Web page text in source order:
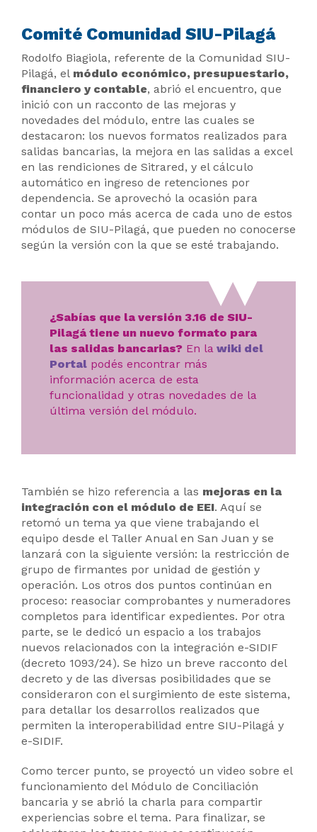
Comité Comunidad SIU-Pilagá
Rodolfo Biagiola, referente de la Comunidad SIU-
Pilagá, el módulo económico, presupuestario,
financiero y contable, abrió el encuentro, que
inició con un racconto de las mejoras y
novedades del módulo, entre las cuales se
destacaron: los nuevos formatos realizados para
salidas bancarias, la mejora en las salidas a excel
en las rendiciones de Sitrared, y el cálculo
automático en ingreso de retenciones por
dependencia. Se aprovechó la ocasión para
contar un poco más acerca de cada uno de estos
módulos de SIU-Pilagá, que pueden no conocerse
según la versión con la que se esté trabajando.
¿Sabías que la versión 3.16 de SIU-
Pilagá tiene un nuevo formato para
las salidas bancarias? En la wiki del
Portal podés encontrar más
información acerca de esta
funcionalidad y otras novedades de la
última versión del módulo.
También se hizo referencia a las mejoras en la
integración con el módulo de EEI. Aquí se
retomó un tema ya que viene trabajando el
equipo desde el Taller Anual en San Juan y se
lanzará con la siguiente versión: la restricción de
grupo de firmantes por unidad de gestión y
operación. Los otros dos puntos continúan en
proceso: reasociar comprobantes y numeradores
completos para identificar expedientes. Por otra
parte, se le dedicó un espacio a los trabajos
nuevos relacionados con la integración e-SIDIF
(decreto 1093/24). Se hizo un breve racconto del
decreto y de las diversas posibilidades que se
consideraron con el surgimiento de este sistema,
para detallar los desarrollos realizados que
permiten la interoperabilidad entre SIU-Pilagá y
e-SIDIF.
Como tercer punto, se proyectó un video sobre el
funcionamiento del Módulo de Conciliación
bancaria y se abrió la charla para compartir
experiencias sobre el tema. Para finalizar, se